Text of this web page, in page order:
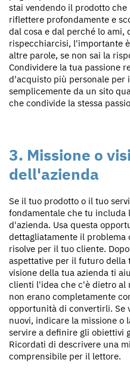
stai vendendo il prodotto che
riflettere profondamente e
dal cosa e dal perché lo ami,
rispecchiarcisi, l'importante
altre parole, se non sai la
Condividere la tua passione
d'acquisto più personale per
semplicemente da un sito
che condivide la stessa
3. Missione o
dell'azienda
Se il tuo prodotto o il tuo
fondamentale che tu includa
d'azienda. Usa questa
dettagliatamente il
risolve per il tuo cliente.
aspettative per il futuro
visione della tua azienda ti
clienti l'idea che c'è dietro al
non erano completamente
opportunità di convertirli. Se
nuovi, indicare la missione o
servire a definire gli obiettivi
Ricordati di descrivere una
comprensibile per il lettore.